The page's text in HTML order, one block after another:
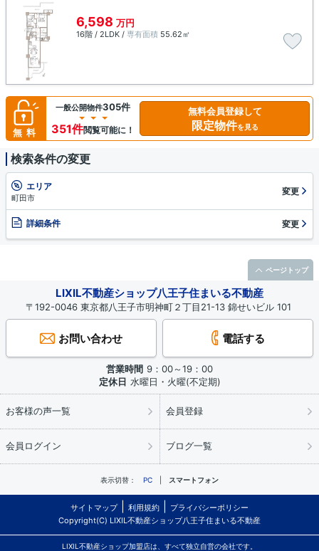
6,598 万円
16階 / 2LDK / 専有面積 55.62㎡
無料
一般公開物件305件
351件閲覧可能に！
無料会員登録して
限定物件を見る
検索条件の変更
エリア
町田市
変更
詳細条件 変更
LIXIL不動産ショップ八王子住まいる不動産
〒192-0046 東京都八王子市明神町２丁目21-13 錦せいビル 101
お問い合わせ 電話する
営業時間 9：00～19：00
定休日 水曜日・火曜(不定期)
お客様の声一覧 会員登録
会員ログイン ブログ一覧
表示切替： PC スマートフォン
サイトマップ 利用規約
プライバシーポリシー
Copyright(C) LIXIL不動産ショップ八王子住まいる不動産
LIXIL不動産ショップ加盟店は、すべて独立自営の会社です。
ページトップ